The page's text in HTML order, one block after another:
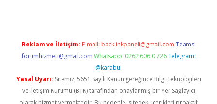
Reklam ve İletişim: E-mail: backlinkpaneli@gmail.com Teams:
forumhizmeti@gmail.com Whatsapp: 0262 606 0 726 Telegram:
@karabul
Yasal Uyarı: Sitemiz, 5651 Sayılı Kanun gereğince Bilgi Teknolojileri
ve İletişim Kurumu (BTK) tarafından onaylanmış bir Yer Sağlayıcı
olarak hizmet vermektedir. Bu nedenle, sitedeki içerikleri proaktif